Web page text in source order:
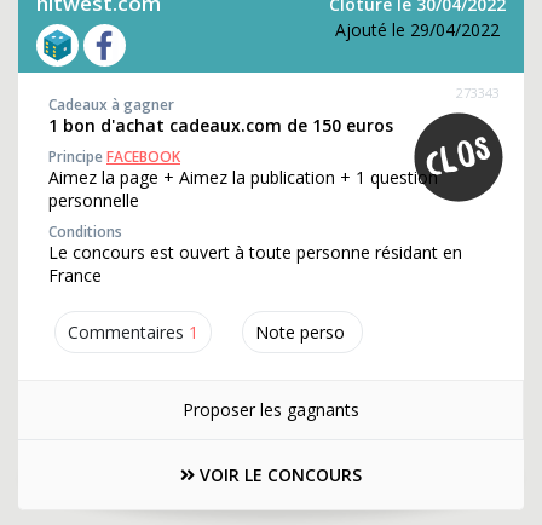
Ajouté le 29/04/2022
Commentaires 1 Note perso
273343
Cadeaux à gagner
1 bon d'achat cadeaux.com de 150 euros
PrincipeFACEBOOK
Aimez la page + Aimez la publication + 1 question
personnelle
Conditions
Le concours est ouvert à toute personne résidant en
France
Proposer les gagnants
VOIR LE CONCOURS